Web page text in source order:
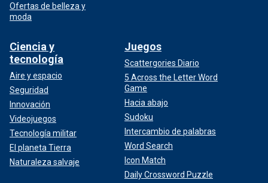
Ofertas de belleza y
moda
Ciencia y
tecnología
Aire y espacio
Seguridad
Innovación
Videojuegos
Tecnología militar
El planeta Tierra
Naturaleza salvaje
Juegos
Scattergories Diario
5 Across the Letter Word
Game
Hacia abajo
Sudoku
Intercambio de palabras
Word Search
Icon Match
Daily Crossword Puzzle